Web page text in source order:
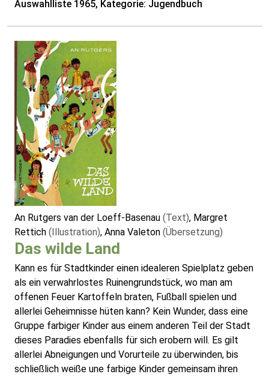
Auswahlliste 1965, Kategorie: Jugendbuch
An Rutgers van der Loeff-Basenau (Text), Margret
Rettich (Illustration), Anna Valeton (Übersetzung)
Das wilde Land
Kann es für Stadtkinder einen idealeren Spielplatz geben
als ein verwahrlostes Ruinengrundstück, wo man am
offenen Feuer Kartoffeln braten, Fußball spielen und
allerlei Geheimnisse hüten kann? Kein Wunder, dass eine
Gruppe farbiger Kinder aus einem anderen Teil der Stadt
dieses Paradies ebenfalls für sich erobern will. Es gilt
allerlei Abneigungen und Vorurteile zu überwinden, bis
schließlich weiße une farbige Kinder gemeinsam ihren